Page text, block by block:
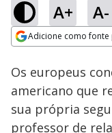
A+ A-
Adicione como
Ativar
Loaded
29.65%
Os europeus
americano que
sua própria
professor de